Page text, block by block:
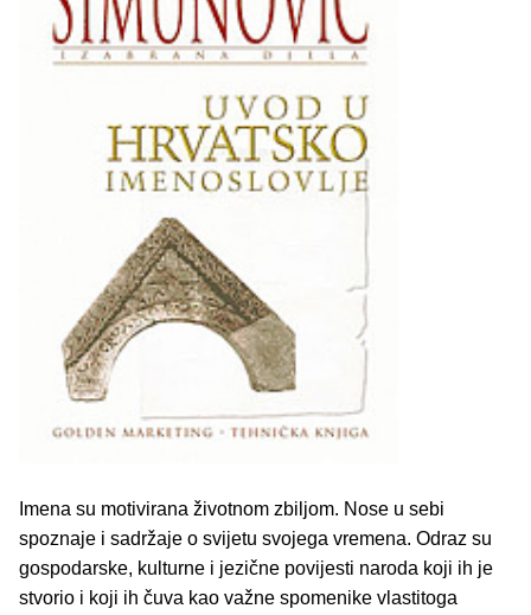
Imena su motivirana životnom zbiljom. Nose u sebi
spoznaje i sadržaje o svijetu svojega vremena. Odraz su
gospodarske, kulturne i jezične povijesti naroda koji ih je
stvorio i koji ih čuva kao važne spomenike vlastitoga